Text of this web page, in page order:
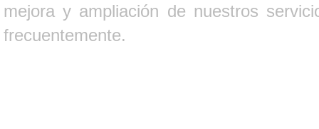
mejora y ampliación de nuestros
frecuentemente.